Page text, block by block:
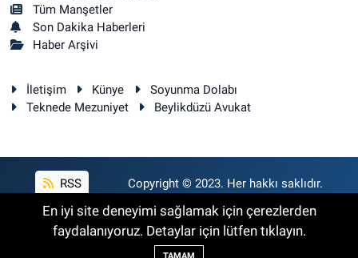
Tüm Manşetler
Son Dakika Haberleri
Haber Arşivi
İletişim Künye
Soyunma Dolabı
Teknede Mezuniyet
Beylikdüzü Avukat
RSS Copyright © 2023. Her hakkı saklıdır.
Haber Yazılımı:TE Bilişim
En iyi site deneyimi sağlamak için çerezlerden
faydalanıyoruz. Detaylar için lütfen tıklayın.